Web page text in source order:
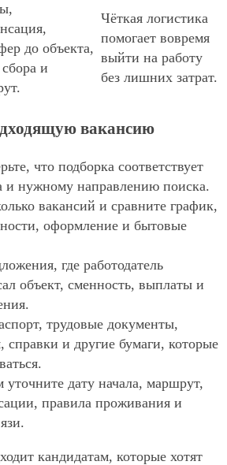
до объекта,
и
Чёткая логистика
помогает вовремя
выйти на работу
без лишних затрат.
вакансию
что подборка соответствует
и нужному направлению поиска.
вакансий и сравните график,
оформление и бытовые
где работодатель
объект, сменность, выплаты и
трудовые документы,
справки и другие бумаги, которые
уточните дату начала, маршрут,
правила проживания и
кандидатам, которые хотят